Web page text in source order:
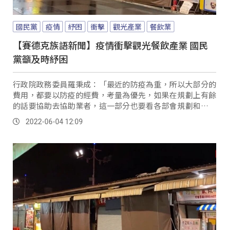
國民黨 疫情 紓困 衝擊 觀光產業 餐飲業
【賽德克族語新聞】疫情衝擊觀光餐飲產業 國民
黨籲及時紓困
行政院政務委員羅秉成：「最近的防疫為重，所以大部分的
費用，都要以防疫的經費，考量為優先，如果在規劃上有餘
的話要協助去協助業者，這一部分也要看各部會規劃和評估
的情形。
2022-06-04 12:09